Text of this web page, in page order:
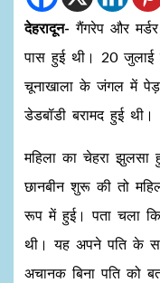
देहरादून- गैंगरेप और
पास हुई थी। 20
चूनाखाला के जंगल में
डेडबॉडी बरामद हुई थी।
महिला का चेहरा
छानबीन शुरू की तो
रूप में हुई। पता चला
थी। यह अपने पति के
अचानक बिना पति को